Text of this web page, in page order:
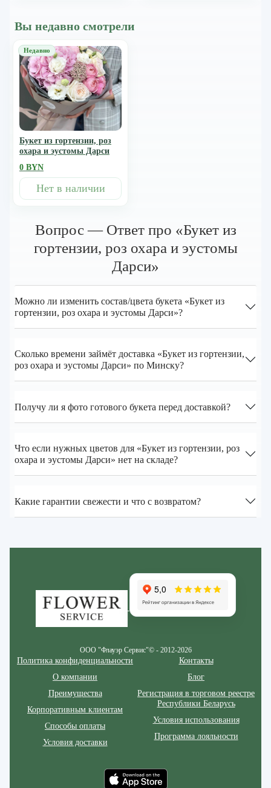
Вы недавно смотрели
Букет из гортензии, роз
охара и эустомы Дарси
0 BYN
Нет в наличии
Вопрос — Ответ про «Букет из
гортензии, роз охара и эустомы
Дарси»
Можно ли изменить состав/цвета букета «Букет из
гортензии, роз охара и эустомы Дарси»?
Сколько времени займёт доставка «Букет из гортензии,
роз охара и эустомы Дарси» по Минску?
Получу ли я фото готового букета перед доставкой?
Что если нужных цветов для «Букет из гортензии, роз
охара и эустомы Дарси» нет на складе?
Какие гарантии свежести и что с возвратом?
ООО "Флауэр Сервис"© - 2012-2026
Политика конфиденциальности
О компании
Преимущества
Корпоративным клиентам
Способы оплаты
Условия доставки
Контакты
Блог
Регистрация в торговом реестре
Республики Беларусь
Условия использования
Программа лояльности